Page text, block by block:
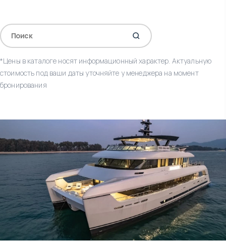
*Цены в каталоге носят информационный характер. Актуальную
стоимость под ваши даты уточняйте у менеджера на момент
бронирования